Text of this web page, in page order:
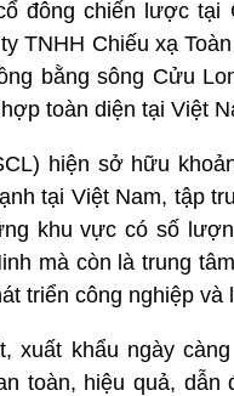
đông chiến lược tại
TNHH Chiếu xạ
bằng sông Cửu
toàn diện tại Việt
hiện sở hữu
tại Việt Nam, tập
khu vực có số
mà còn là trung
triển công nghiệp và
xuất khẩu ngày
toàn, hiệu quả, dẫn